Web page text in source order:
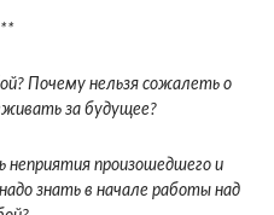
Почему нельзя сожалеть о
за будущее?
неприятия произошедшего и
знать в начале работы над